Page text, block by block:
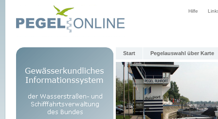
Hilfe
Start Pegelauswahl über Karte